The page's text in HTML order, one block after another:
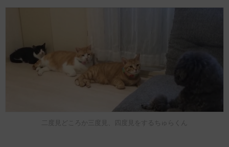
二度見どころか三度見、四度見をするちゅらくん